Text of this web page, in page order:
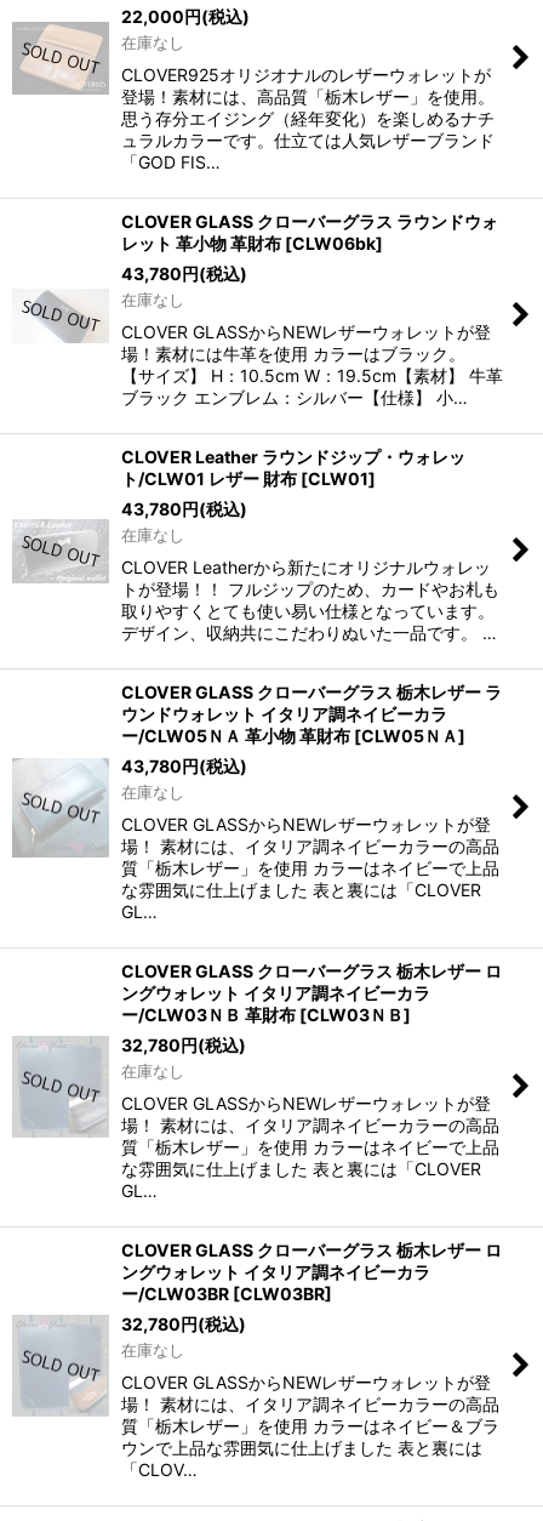
22,000円(税込)
在庫なし
CLOVER925オリジオナルのレザーウォレットが
登場！素材には、高品質「栃木レザー」を使用。
思う存分エイジング（経年変化）を楽しめるナチ
ュラルカラーです。仕立ては人気レザーブランド
「GOD FIS…
CLOVER GLASS クローバーグラス ラウンドウォ
レット 革小物 革財布 [CLW06bk]
43,780円(税込)
在庫なし
CLOVER GLASSからNEWレザーウォレットが登
場！素材には牛革を使用 カラーはブラック。
【サイズ】 H：10.5cm W：19.5cm【素材】 牛革
ブラック エンブレム：シルバー【仕様】 小…
CLOVER Leather ラウンドジップ・ウォレッ
ト/CLW01 レザー 財布 [CLW01]
43,780円(税込)
在庫なし
CLOVER Leatherから新たにオリジナルウォレッ
トが登場！！ フルジップのため、カードやお札も
取りやすくとても使い易い仕様となっています。
デザイン、収納共にこだわりぬいた一品です。 …
CLOVER GLASS クローバーグラス 栃木レザー ラ
ウンドウォレット イタリア調ネイビーカラ
ー/CLW05ＮＡ 革小物 革財布 [CLW05ＮＡ]
43,780円(税込)
在庫なし
CLOVER GLASSからNEWレザーウォレットが登
場！ 素材には、イタリア調ネイビーカラーの高品
質「栃木レザー」を使用 カラーはネイビーで上品
な雰囲気に仕上げました 表と裏には「CLOVER
GL…
CLOVER GLASS クローバーグラス 栃木レザー ロ
ングウォレット イタリア調ネイビーカラ
ー/CLW03ＮＢ 革財布 [CLW03ＮＢ]
32,780円(税込)
在庫なし
CLOVER GLASSからNEWレザーウォレットが登
場！ 素材には、イタリア調ネイビーカラーの高品
質「栃木レザー」を使用 カラーはネイビーで上品
な雰囲気に仕上げました 表と裏には「CLOVER
GL…
CLOVER GLASS クローバーグラス 栃木レザー ロ
ングウォレット イタリア調ネイビーカラ
ー/CLW03BR [CLW03BR]
32,780円(税込)
在庫なし
CLOVER GLASSからNEWレザーウォレットが登
場！ 素材には、イタリア調ネイビーカラーの高品
質「栃木レザー」を使用 カラーはネイビー＆ブラ
ウンで上品な雰囲気に仕上げました 表と裏には
「CLOV…